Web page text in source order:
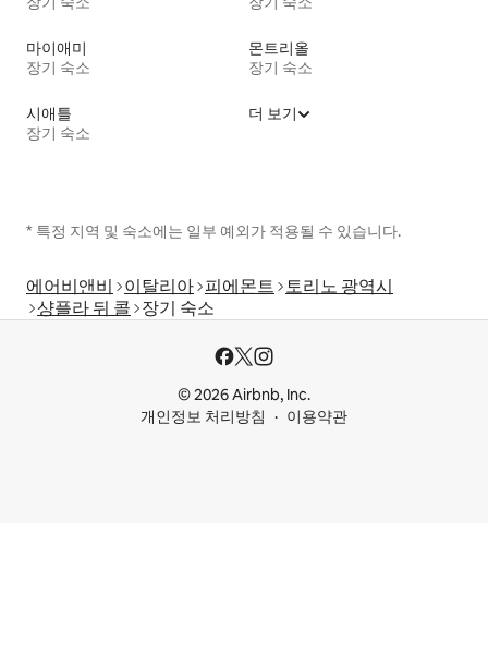
마이애미
장기 숙소
몬트리올
장기 숙소
시애틀
장기 숙소
더 보기
* 특정 지역 및 숙소에는 일부 예외가 적용될 수 있습니다.
에어비앤비 이탈리아 피에몬트 토리노 광역시
샹플라 뒤 콜 장기 숙소
© 2026 Airbnb, Inc.
개인정보 처리방침
이용약관